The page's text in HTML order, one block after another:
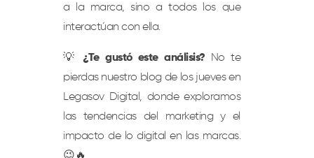
a la marca, sino a todos los que
interactúan con ella.
💡¿Te gustó este análisis?No te
pierdas nuestro blog de los jueves en
Legasov Digital, donde exploramos
las tendencias del marketing y el
impacto de lo digital en las marcas.